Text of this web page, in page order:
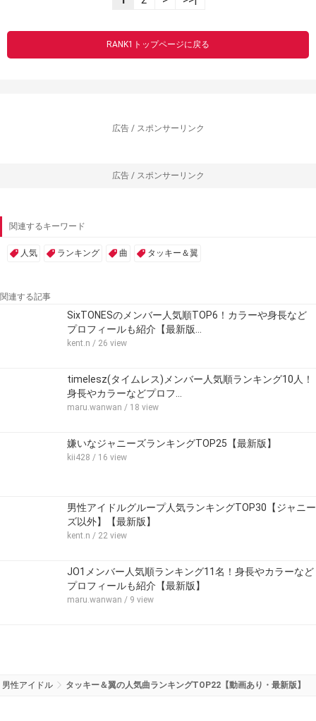
RANK1トップページに戻る
広告 / スポンサーリンク
広告 / スポンサーリンク
関連するキーワード
人気 ランキング 曲 タッキー＆翼
関連する記事
SixTONESのメンバー人気順TOP6！カラーや身長など
プロフィールも紹介【最新版…
kent.n / 26 view
timelesz(タイムレス)メンバー人気順ランキング10人！
身長やカラーなどプロフ…
maru.wanwan / 18 view
嫌いなジャニーズランキングTOP25【最新版】
kii428 / 16 view
男性アイドルグループ人気ランキングTOP30【ジャニー
ズ以外】【最新版】
kent.n / 22 view
JO1メンバー人気順ランキング11名！身長やカラーなど
プロフィールも紹介【最新版】
maru.wanwan / 9 view
男性アイドル タッキー＆翼の人気曲ランキングTOP22【動画あり・最新版】